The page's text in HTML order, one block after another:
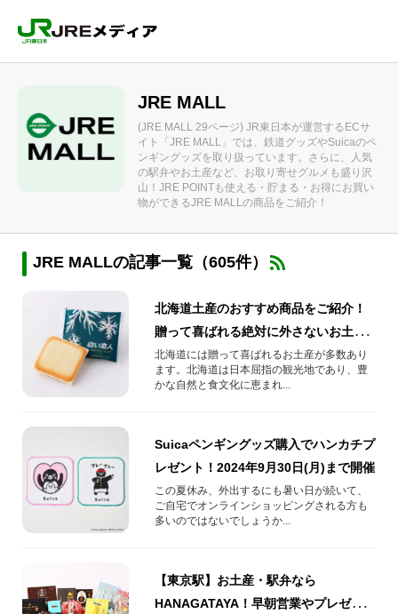
JRE MALL
(JRE MALL 29ページ) JR東日本が運営するECサ
イト「JRE MALL」では、鉄道グッズやSuicaのペ
ンギングッズを取り扱っています。さらに、人気
の駅弁やお土産など、お取り寄せグルメも盛り沢
山！JRE POINTも使える・貯まる・お得にお買い
物ができるJRE MALLの商品をご紹介！
JRE MALLの記事一覧（605件）
北海道土産のおすすめ商品をご紹介！
贈って喜ばれる絶対に外さないお土産
とは？？
北海道には贈って喜ばれるお土産が多数あり
ます。北海道は日本屈指の観光地であり、豊
かな自然と食文化に恵まれ...
Suicaペンギングッズ購入でハンカチプ
レゼント！2024年9月30日(月)まで開催
この夏休み、外出するにも暑い日が続いて、
ご自宅でオンラインショッピングされる方も
多いのではないでしょうか...
【東京駅】お土産・駅弁なら
HANAGATAYA！早朝営業やプレゼン